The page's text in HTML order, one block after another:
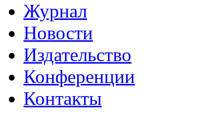
Журнал
Новости
Издательство
Конференции
Контакты